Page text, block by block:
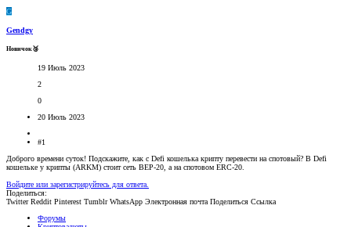
G
Gendgy
Новичок🥉
19 Июль 2023
2
0
20 Июль 2023
#1
Доброго времени суток! Подскажите, как с Defi кошелька крипту перевести на спотовый? В Defi
кошельке у крипты (ARKM) стоит сеть ВЕР-20, а на спотовом ERC-20.
Войдите или зарегистрируйтесь для ответа.
Поделиться:
Twitter Reddit Pinterest Tumblr WhatsApp Электронная почта Поделиться Ссылка
Форумы